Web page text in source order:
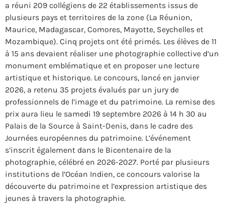
a réuni 209 collégiens de 22 établissements issus de
plusieurs pays et territoires de la zone (La Réunion,
Maurice, Madagascar, Comores, Mayotte, Seychelles et
Mozambique). Cinq projets ont été primés. Les élèves de 11
à 15 ans devaient réaliser une photographie collective d’un
monument emblématique et en proposer une lecture
artistique et historique. Le concours, lancé en janvier
2026, a retenu 35 projets évalués par un jury de
professionnels de l’image et du patrimoine. La remise des
prix aura lieu le samedi 19 septembre 2026 à 14 h 30 au
Palais de la Source à Saint-Denis, dans le cadre des
Journées européennes du patrimoine. L’événement
s’inscrit également dans le Bicentenaire de la
photographie, célébré en 2026-2027. Porté par plusieurs
institutions de l’Océan Indien, ce concours valorise la
découverte du patrimoine et l’expression artistique des
jeunes à travers la photographie.